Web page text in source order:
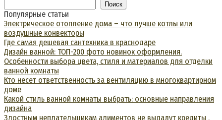
Поиск
Популярные статьи
Электрическое отопление дома – что лучше котлы или
воздушные конвекторы
Где самая дешевая сантехника в краснодаре
Дизайн ванной: ТОП-200 фото новинок оформления.
Особенности выбора цвета, стиля и материалов для отделки
ванной комнаты
Кто несет ответственность за вентиляцию в многоквартирном
доме
Какой стиль ванной комнаты выбрать: основные направления
дизайна
Злостным неплательщикам алиментов не выдадут кредиты .